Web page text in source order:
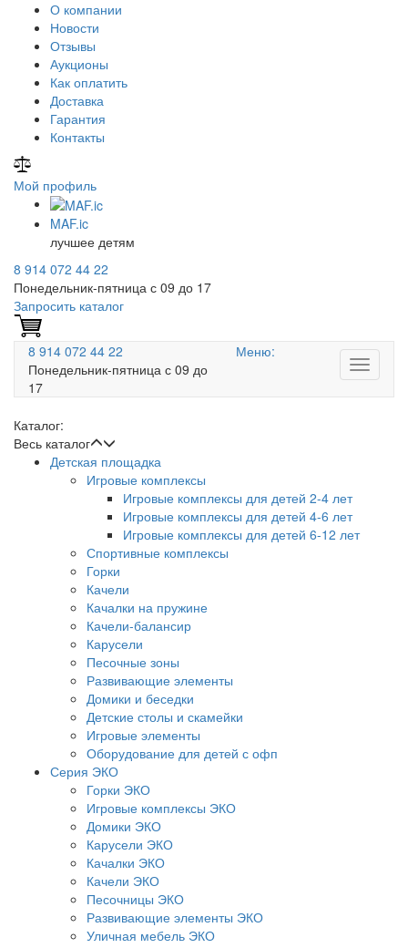
О компании
Новости
Отзывы
Аукционы
Как оплатить
Доставка
Гарантия
Контакты
Мой профиль
MAF.ic
лучшее детям
8 914 072 44 22
Понедельник-пятница с 09 до 17
Запросить каталог
8 914 072 44 22
Понедельник-пятница с 09 до
17
Меню:
Каталог:
Весь каталог
Детская площадка
Игровые комплексы
Игровые комплексы для детей 2-4 лет
Игровые комплексы для детей 4-6 лет
Игровые комплексы для детей 6-12 лет
Спортивные комплексы
Горки
Качели
Качалки на пружине
Качели-балансир
Карусели
Песочные зоны
Развивающие элементы
Домики и беседки
Детские столы и скамейки
Игровые элементы
Оборудование для детей с офп
Серия ЭКО
Горки ЭКО
Игровые комплексы ЭКО
Домики ЭКО
Карусели ЭКО
Качалки ЭКО
Качели ЭКО
Песочницы ЭКО
Развивающие элементы ЭКО
Уличная мебель ЭКО